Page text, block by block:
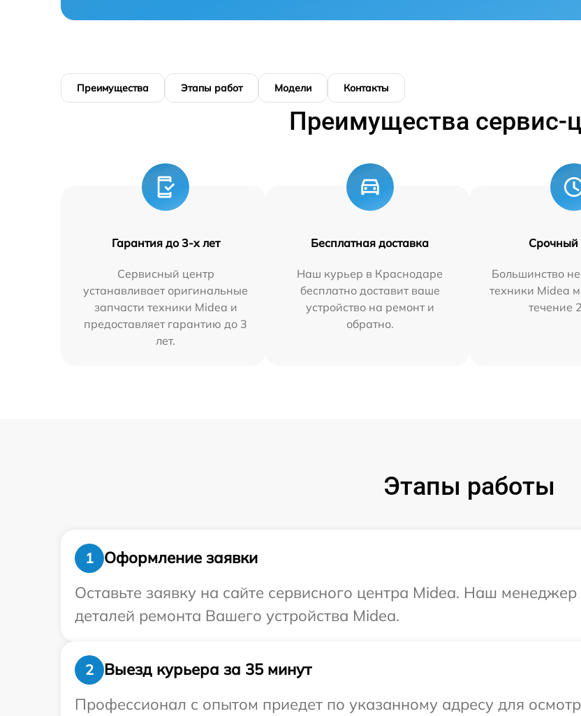
Преимущества Этапы работ Модели Контакты
Преимущества сервис-
Гарантия до 3-х лет
Сервисный центр
устанавливает оригинальные
запчасти техники Midea и
предоставляет гарантию до 3
лет.
Бесплатная доставка
Наш курьер в Краснодаре
бесплатно доставит ваше
устройство на ремонт и
обратно.
Срочный
Большинство
техники Midea
течение
Этапы работы
1
Оформление заявки
Оставьте заявку на сайте сервисного центра Midea. Наш
деталей ремонта Вашего устройства Midea.
2
Выезд курьера за 35 минут
Профессионал с опытом приедет по указанному адресу для